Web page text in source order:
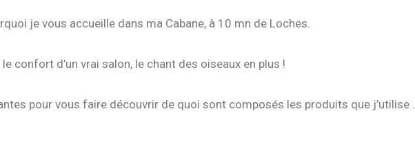
je vous accueille dans ma Cabane, à 10 mn de Loches.
confort d’un vrai salon, le chant des oiseaux en plus !
pour vous faire découvrir de quoi sont composés les produits que j’utilise .